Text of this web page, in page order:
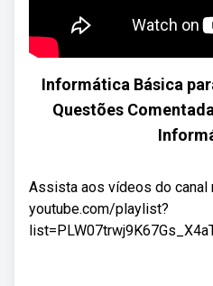
Informática Básica
Questões
Assista aos vídeos do canal
youtube.com/playlist?